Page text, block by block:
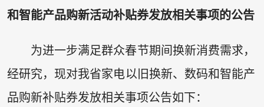
和智能产品购新活动补贴券发放相关事项的公告
为进一步满足群众春节期间换新消费需求，
经研究，现对我省家电以旧换新、数码和智能产
品购新补贴券发放相关事项公告如下：